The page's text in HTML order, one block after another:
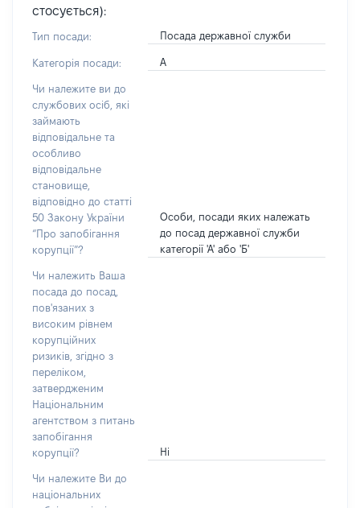
стосується):
Тип посади: Посада державної служби
Категорія посади: А
Чи належите ви до
службових осіб, які
займають
відповідальне та
особливо
відповідальне
становище,
відповідно до статті
50 Закону України
“Про запобігання
корупції”?
Особи, посади яких належать
до посад державної служби
категорії 'А' або 'Б'
Чи належить Ваша
посада до посад,
пов'язаних з
високим рівнем
корупційних
ризиків, згідно з
переліком,
затвердженим
Національним
агентством з питань
запобігання
корупції?
Ні
Чи належите Ви до
національних